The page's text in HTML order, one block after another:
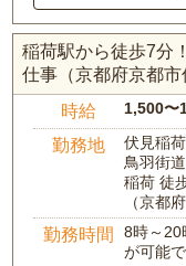
稲荷駅から徒歩7分
仕事（京都府京都市
時給 1,500〜
勤務地
伏見稲
鳥羽街
稲荷 徒
（京都
勤務時間
8時～20
が可能